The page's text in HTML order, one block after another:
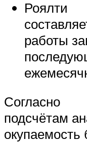
Роялти
работы
Согласно
подсчётам
окупаемость